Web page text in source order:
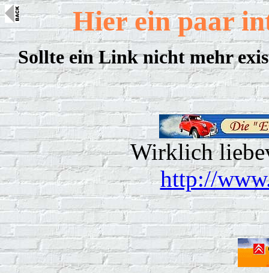
Hier ein paar
Sollte ein Link nicht mehr
Wirklich
http://